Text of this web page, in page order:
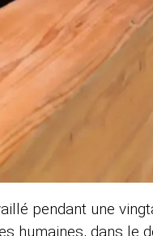
pendant une
humaines, dans le